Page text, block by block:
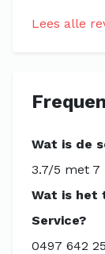
Lees alle
Wat is de
3.7/5 met 7
Wat is het
Service?
0497 642